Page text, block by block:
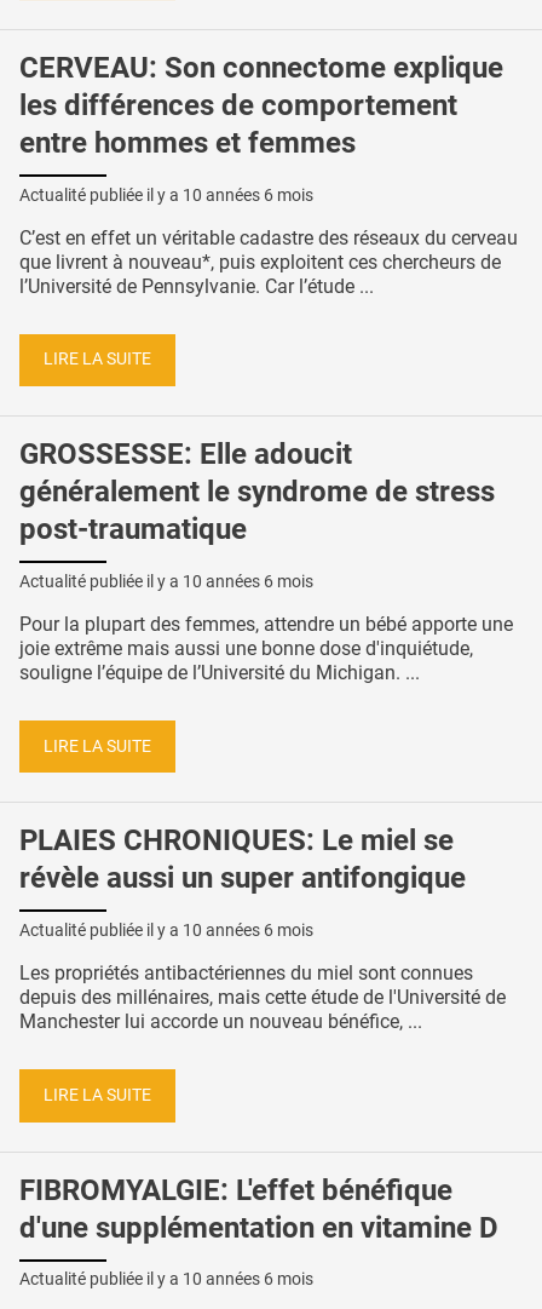
CERVEAU: Son connectome explique
les différences de comportement
entre hommes et femmes
Actualité publiée il y a 10 années 6 mois
C’est en effet un véritable cadastre des réseaux du cerveau
que livrent à nouveau*, puis exploitent ces chercheurs de
l’Université de Pennsylvanie. Car l’étude ...
LIRE LA SUITE
GROSSESSE: Elle adoucit
généralement le syndrome de stress
post-traumatique
Actualité publiée il y a 10 années 6 mois
Pour la plupart des femmes, attendre un bébé apporte une
joie extrême mais aussi une bonne dose d'inquiétude,
souligne l’équipe de l’Université du Michigan. ...
LIRE LA SUITE
PLAIES CHRONIQUES: Le miel se
révèle aussi un super antifongique
Actualité publiée il y a 10 années 6 mois
Les propriétés antibactériennes du miel sont connues
depuis des millénaires, mais cette étude de l'Université de
Manchester lui accorde un nouveau bénéfice, ...
LIRE LA SUITE
FIBROMYALGIE: L'effet bénéfique
d'une supplémentation en vitamine D
Actualité publiée il y a 10 années 6 mois